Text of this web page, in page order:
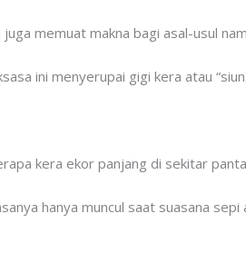
memuat makna bagi asal-usul
ini menyerupai gigi kera atau
kera ekor panjang di sekitar
hanya muncul saat suasana sepi